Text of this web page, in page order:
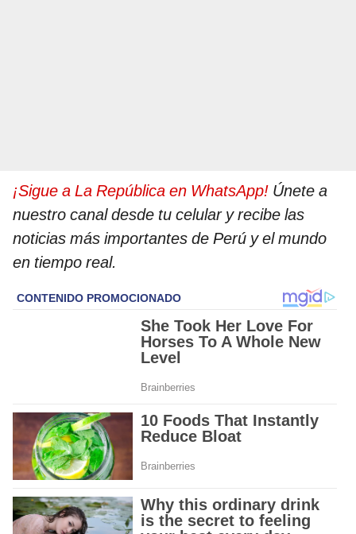
¡Sigue a La República en WhatsApp! Únete a
nuestro canal desde tu celular y recibe las
noticias más importantes de Perú y el mundo
en tiempo real.